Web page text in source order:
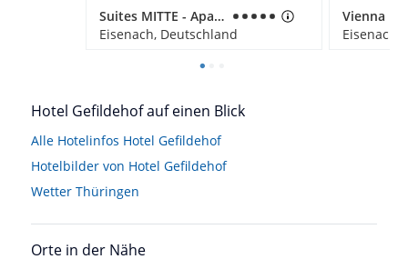
Suites MITTE - Aparthotel Eisenach
Eisenach, Deutschland
Eisenach,
Hotel Gefildehof auf einen Blick
Alle Hotelinfos Hotel Gefildehof
Hotelbilder von Hotel Gefildehof
Wetter Thüringen
Orte in der Nähe